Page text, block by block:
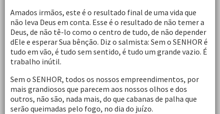
Amados irmãos, este é o resultado final de uma vida que
não leva Deus em conta. Esse é o resultado de não temer a
Deus, de não tê-lo como o centro de tudo, de não depender
dEle e esperar Sua bênção. Diz o salmista: Sem o SENHOR é
tudo em vão, é tudo sem sentido, é tudo um grande vazio. É
trabalho inútil.
Sem o SENHOR, todos os nossos empreendimentos, por
mais grandiosos que parecem aos nossos olhos e dos
outros, não são, nada mais, do que cabanas de palha que
serão queimadas pelo fogo, no dia do juízo.